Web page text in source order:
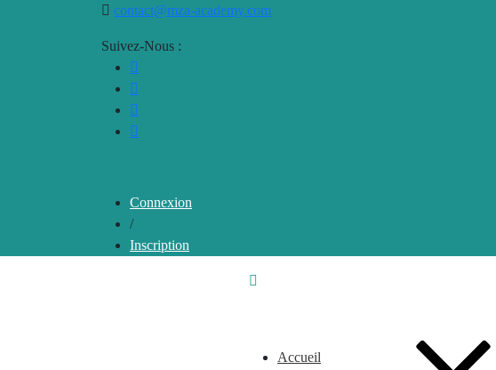
contact@mza-academy.com
Suivez-Nous :
Connexion
/
Inscription
Accueil